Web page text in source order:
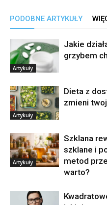
PODOBNE ARTYKUŁY
Artykuły
Jakie
grzybem
Artykuły
Dieta z
zmieni
Artykuły
Szklana
szklane i
metod
warto?